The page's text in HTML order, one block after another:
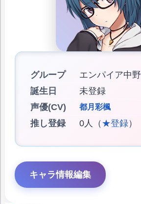
グループ
エンパイア中野
誕生日
未登録
声優(CV)
都月彩楓
推し登録 0人（ ★登録）
キャラ情報編集